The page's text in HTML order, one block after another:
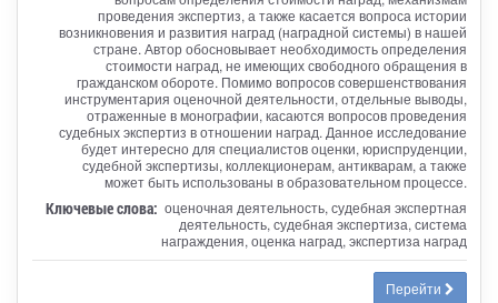
проведения экспертиз, а также касается вопроса истории
возникновения и развития наград (наградной системы) в нашей
стране. Автор обосновывает необходимость определения
стоимости наград, не имеющих свободного обращения в
гражданском обороте. Помимо вопросов совершенствования
инструментария оценочной деятельности, отдельные выводы,
отраженные в монографии, касаются вопросов проведения
судебных экспертиз в отношении наград. Данное исследование
будет интересно для специалистов оценки, юриспруденции,
судебной экспертизы, коллекционерам, антикварам, а также
может быть использованы в образовательном процессе.
Ключевые слова: оценочная деятельность, судебная экспертная
деятельность, судебная экспертиза, система
награждения, оценка наград, экспертиза наград
Перейти